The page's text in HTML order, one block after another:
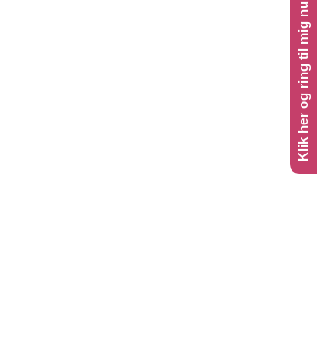
Klik her og ring til mig nu